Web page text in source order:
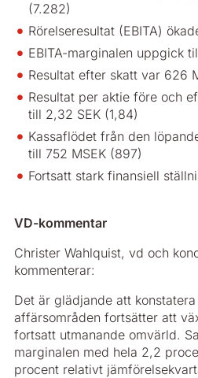
(7.282)
Rörelseresultat (EBITA)
EBITA-marginalen uppgick
Resultat efter skatt var 626
Resultat per aktie före och
till 2,32 SEK (1,84)
Kassaflödet från den
till 752 MSEK (897)
Fortsatt stark finansiell
VD-kommentar
Christer Wahlquist, vd och
kommenterar:
Det är glädjande att
affärsområden fortsätter att
fortsatt utmanande omvärld.
marginalen med hela 2,2
procent relativt